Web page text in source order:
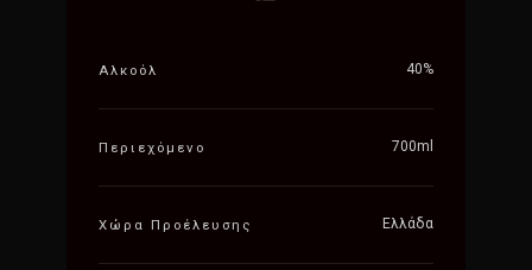
Αλκοόλ 40%
Περιεχόμενο 700ml
Χώρα Προέλευσης Ελλάδα